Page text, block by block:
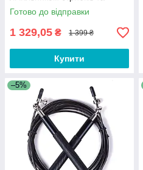
таймером - для кросфіту,
фітнесу ST5
Готово до відправки
1 329,05 ₴ 1 399 ₴
Купити
–5%